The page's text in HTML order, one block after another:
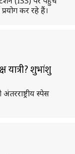
कर रहे हैं।
शुभांशु
स्पेस